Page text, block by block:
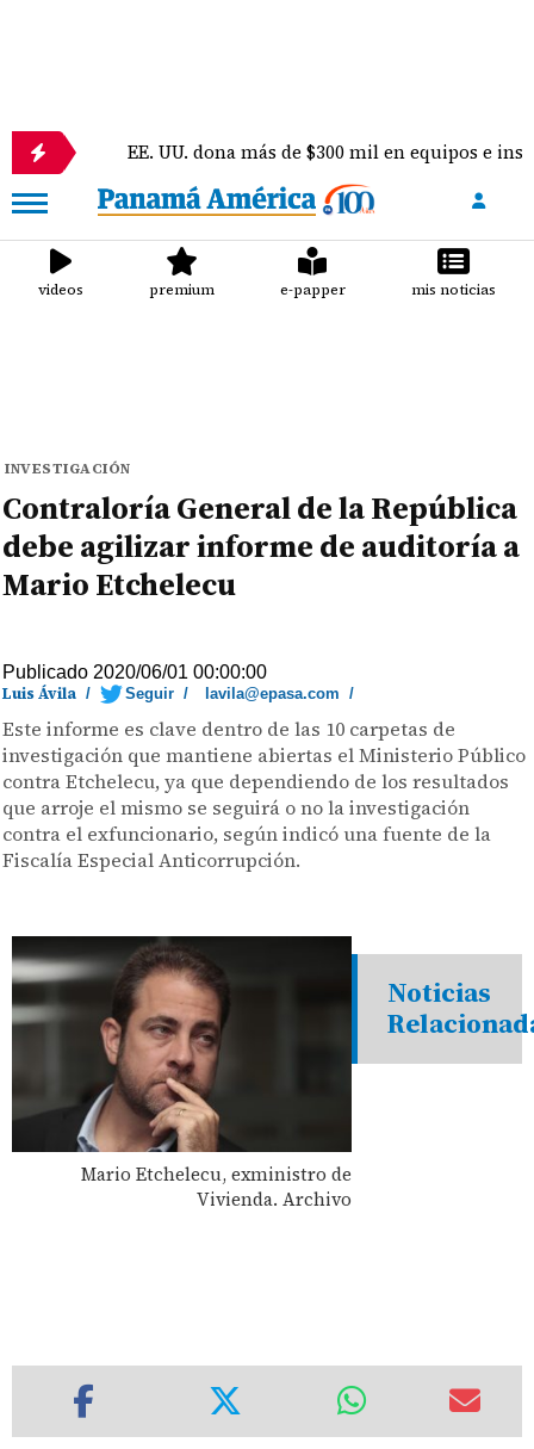
EE. UU. dona más de $300 mil en equipos e insumos
videos premium e-papper mis noticias
INVESTIGACIÓN
Contraloría General de la República
debe agilizar informe de auditoría a
Mario Etchelecu
Publicado 2020/06/01 00:00:00
Luis Ávila / Seguir / lavila@epasa.com /
Este informe es clave dentro de las 10 carpetas de
investigación que mantiene abiertas el Ministerio Público
contra Etchelecu, ya que dependiendo de los resultados
que arroje el mismo se seguirá o no la investigación
contra el exfuncionario, según indicó una fuente de la
Fiscalía Especial Anticorrupción.
Mario Etchelecu, exministro de
Vivienda. Archivo
Noticias